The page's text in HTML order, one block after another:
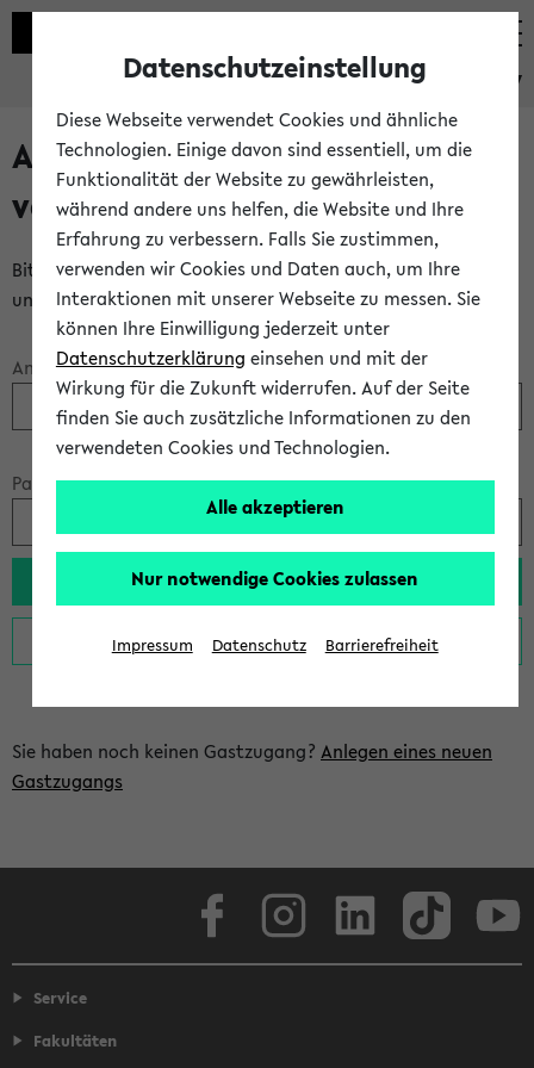
eKVV
Anmeldung über einen
vorhandenen Gastzugang
Bitte melden Sie sich am eKVV mit Ihrem Anmeldenamen
und Ihrem Passwort an:
Anmeldename:
Passwort:
Sie haben noch keinen Gastzugang? Anlegen eines neuen
Gastzugangs
Service
Fakultäten
Datenschutzeinstellung
Diese Webseite verwendet Cookies und ähnliche
Technologien. Einige davon sind essentiell, um die
Funktionalität der Website zu gewährleisten,
während andere uns helfen, die Website und Ihre
Erfahrung zu verbessern. Falls Sie zustimmen,
verwenden wir Cookies und Daten auch, um Ihre
Interaktionen mit unserer Webseite zu messen. Sie
können Ihre Einwilligung jederzeit unter
Datenschutzerklärung einsehen und mit der
Wirkung für die Zukunft widerrufen. Auf der Seite
finden Sie auch zusätzliche Informationen zu den
verwendeten Cookies und Technologien.
Alle akzeptieren
Nur notwendige Cookies zulassen
Impressum Datenschutz Barrierefreiheit